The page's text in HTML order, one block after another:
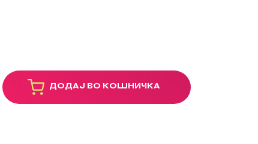
ДОДАЈ ВО КОШНИЧКА